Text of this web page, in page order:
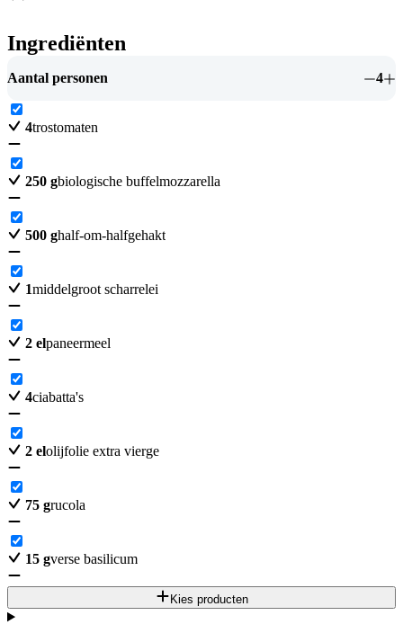
Ingrediënten
Aantal personen 4
4trostomaten
250 gbiologische buffelmozzarella
500 ghalf-om-halfgehakt
1middelgroot scharrelei
2 elpaneermeel
4ciabatta's
2 elolijfolie extra vierge
75 grucola
15 gverse basilicum
Kies producten